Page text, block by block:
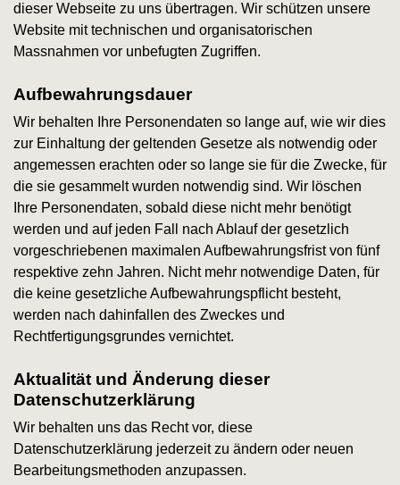
dieser Webseite zu uns übertragen. Wir schützen unsere
Website mit technischen und organisatorischen
Massnahmen vor unbefugten Zugriffen.
Aufbewahrungsdauer
Wir behalten Ihre Personendaten so lange auf, wie wir dies
zur Einhaltung der geltenden Gesetze als notwendig oder
angemessen erachten oder so lange sie für die Zwecke, für
die sie gesammelt wurden notwendig sind. Wir löschen
Ihre Personendaten, sobald diese nicht mehr benötigt
werden und auf jeden Fall nach Ablauf der gesetzlich
vorgeschriebenen maximalen Aufbewahrungsfrist von fünf
respektive zehn Jahren. Nicht mehr notwendige Daten, für
die keine gesetzliche Aufbewahrungspflicht besteht,
werden nach dahinfallen des Zweckes und
Rechtfertigungsgrundes vernichtet.
Aktualität und Änderung dieser
Datenschutzerklärung
Wir behalten uns das Recht vor, diese
Datenschutzerklärung jederzeit zu ändern oder neuen
Bearbeitungsmethoden anzupassen.